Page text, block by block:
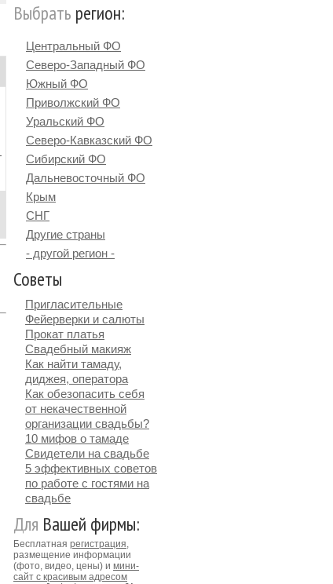
Выбрать регион:
Центральный ФО
Северо-Западный ФО
Южный ФО
Приволжский ФО
Уральский ФО
Северо-Кавказский ФО
Сибирский ФО
Дальневосточный ФО
Крым
СНГ
Другие страны
- другой регион -
Советы
Пригласительные
Фейерверки и салюты
Прокат платья
Свадебный макияж
Как найти тамаду,
диджея, оператора
Как обезопасить себя
от некачественной
организации свадьбы?
10 мифов о тамаде
Свидетели на свадьбе
5 эффективных советов
по работе с гостями на
свадьбе
Для Вашей фирмы:
Бесплатная регистрация,
размещение информации
(фото, видео, цены) и мини-
сайт с красивым адресом